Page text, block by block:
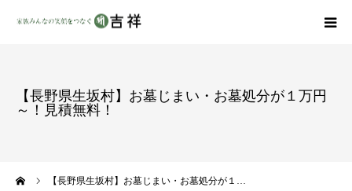
【長野県生坂村】お墓じまい・お墓処分が１万円
～！見積無料！
【長野県生坂村】お墓じまい・お墓処分が１…
商品ラインナップ